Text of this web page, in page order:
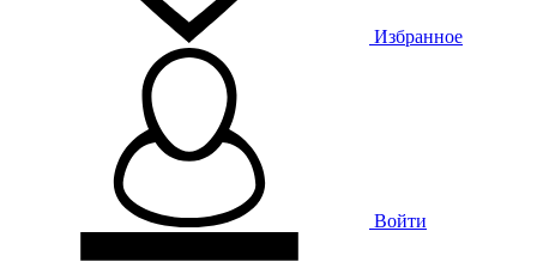
Избранное
Войти